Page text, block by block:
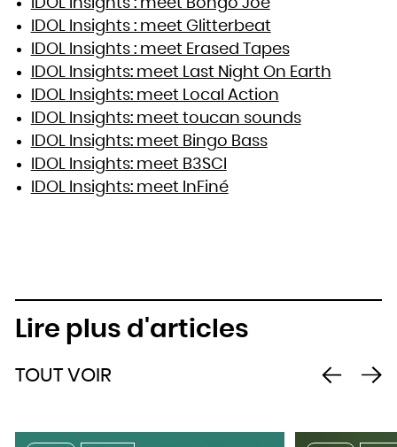
IDOL Insights : meet Glitterbeat
IDOL Insights : meet Erased Tapes
IDOL Insights: meet Last Night On Earth
IDOL Insights: meet Local Action
IDOL Insights: meet toucan sounds
IDOL Insights: meet Bingo Bass
IDOL Insights: meet B3SCI
IDOL Insights: meet InFiné
Lire plus d'articles
TOUT VOIR